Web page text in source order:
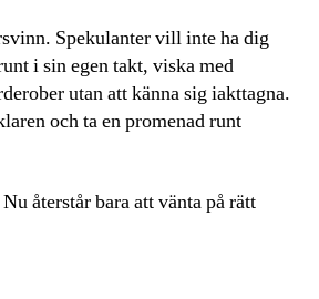
Spekulanter vill inte ha dig
i sin egen takt, viska med
utan att känna sig iakttagna.
och ta en promenad runt
återstår bara att vänta på rätt